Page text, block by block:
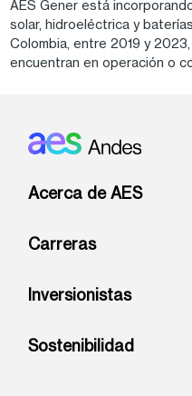
AES Gener está
solar, hidroeléctrica y
Colombia, entre 2019 y
encuentran en operación o
Footer: Andes
Acerca de AES
Carreras
Inversionistas
Sostenibilidad